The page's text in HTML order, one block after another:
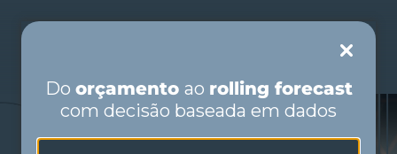
Do orçamento ao rolling forecast
com decisão baseada em dados
PORTUGUÊS